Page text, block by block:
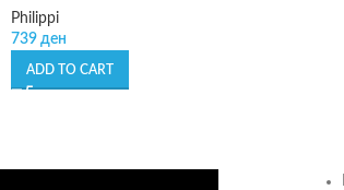
Philippi
739 ден
ADD TO CART